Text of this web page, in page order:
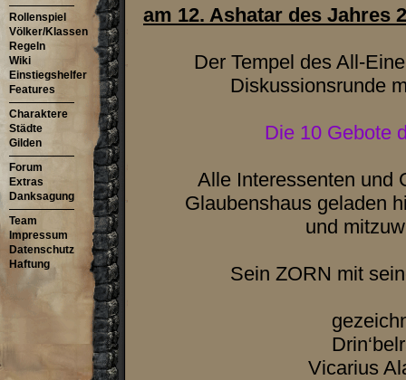
Rollenspiel
Völker/Klassen
Regeln
Wiki
Einstiegshelfer
Features
Charaktere
Städte
Gilden
Forum
Extras
Danksagung
Team
Impressum
Datenschutz
Haftung
am 12. Ashatar des Jahres
Der Tempel des All-
Diskussionsrunde
Die 10 Gebote
Alle Interessenten und
Glaubenshaus geladen
und
Sein ZORN mit
Vicarius